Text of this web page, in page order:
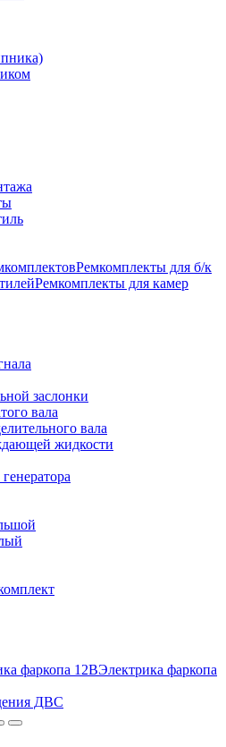
Ремкомплекты для б/к
Ремкомплекты для камер
заслонки
вала
вала
жидкости
фаркопа 12ВЭлектрика фаркопа
ДВС